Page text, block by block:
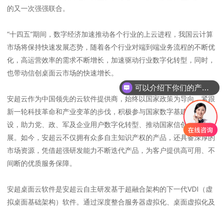
的又一次强强联合。
“十四五”期间，数字经济加速推动各个行业的上云进程，我国云计算
市场将保持快速发展态势，随着各个行业对端到端业务流程的不断优
化，高运营效率的需求不断增长，加速驱动行业数字化转型，同时，
也带动信创桌面云市场的快速增长。
安超云作为中国领先的云软件提供商，始终以国家政策为导向，紧跟
新一轮科技革命和产业变革的步伐，积极参与国家数字基建项目建
设，助力党、政、军及企业用户数字化转型、推动国家信创产业发
展。如今，安超云不仅拥有众多自主知识产权的产品，还具备深厚的
市场资源，凭借超强研发能力不断迭代产品，为客户提供高可用、不
间断的优质服务保障。
安超桌面云软件是安超云自主研发基于超融合架构的下一代VDI（虚
拟桌面基础架构）软件。通过深度整合服务器虚拟化、桌面虚拟化及
可以介绍下你们的产品么